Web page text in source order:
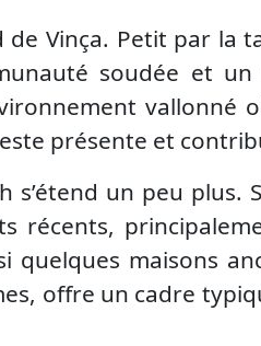
Vinça. Petit par la
soudée et un
vallonné
présente et
s’étend un peu
récents,
maisons
offre un cadre